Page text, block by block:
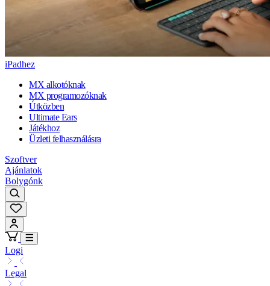
iPadhez
MX alkotóknak
MX programozóknak
Útközben
Ultimate Ears
Játékhoz
Üzleti felhasználásra
Szoftver
Ajánlatok
Bolygónk
Logi
Legal